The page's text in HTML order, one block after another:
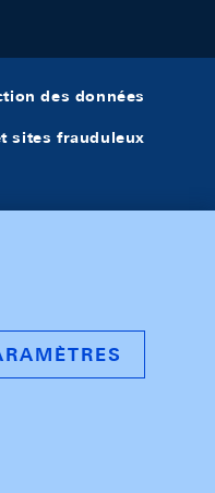
des données
sites frauduleux